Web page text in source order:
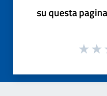
su questa